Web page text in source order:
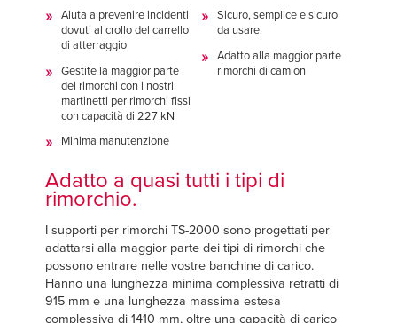
MIDDLE EAST/AFRICA
English
MIDDLE EAST/AFRICA
English
Aiuta a prevenire incidenti
dovuti al crollo del carrello
di atterraggio
Gestite la maggior parte
dei rimorchi con i nostri
martinetti per rimorchi fissi
con capacità di 227 kN
Minima manutenzione
Sicuro, semplice e sicuro
da usare.
Adatto alla maggior parte
rimorchi di camion
Adatto a quasi tutti i tipi di
rimorchio.
I supporti per rimorchi TS-2000 sono progettati per
adattarsi alla maggior parte dei tipi di rimorchi che
possono entrare nelle vostre banchine di carico.
Hanno una lunghezza minima complessiva retratti di
915 mm e una lunghezza massima estesa
complessiva di 1410 mm, oltre una capacità di carico